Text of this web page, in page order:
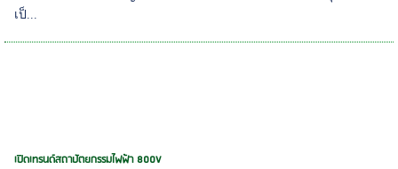
เป็...
เปิดเทรนด์สถาปัตยกรรมไฟฟ้า 800V